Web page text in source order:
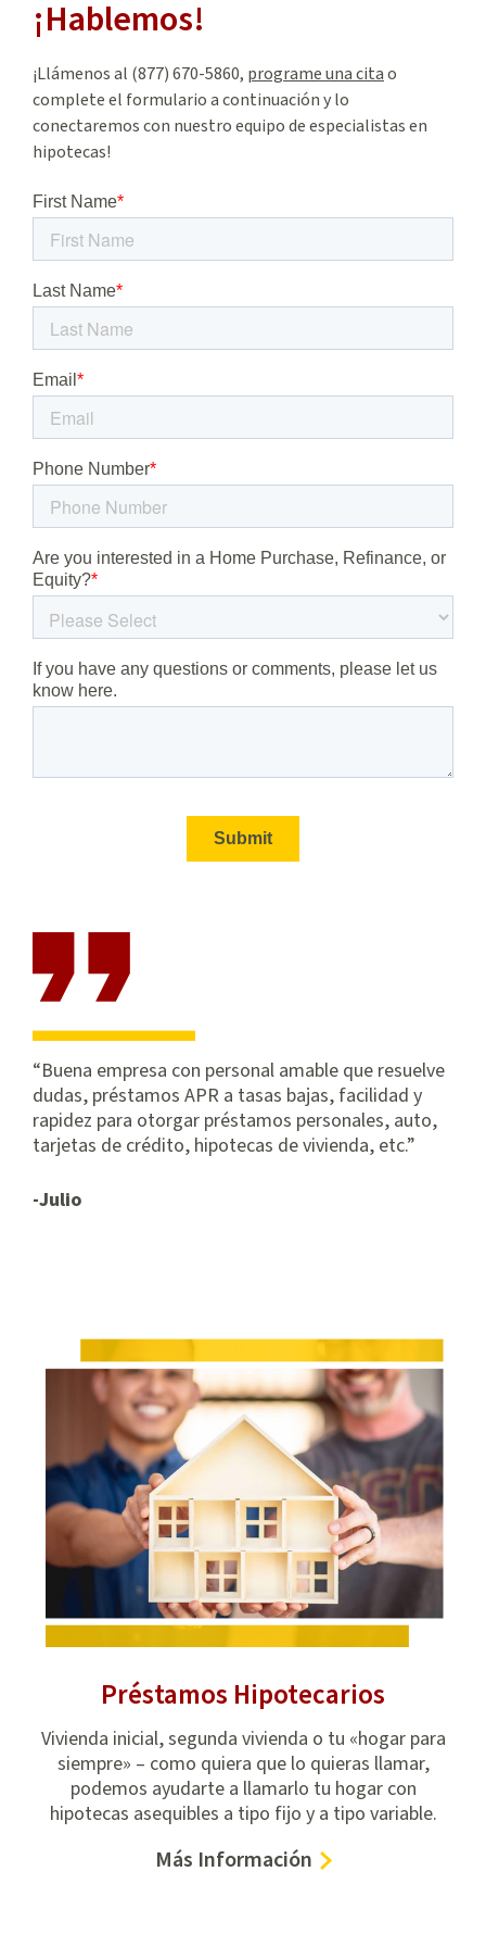
¡Hablemos!
¡Llámenos al (877) 670-5860, programe una citao
complete el formulario a continuación y lo
conectaremos con nuestro equipo de especialistas en
hipotecas!
Buena empresa con personal amable que resuelve
dudas, préstamos APR a tasas bajas, facilidad y
rapidez para otorgar préstamos personales, auto,
tarjetas de crédito, hipotecas de vivienda, etc.
-Julio
Préstamos Hipotecarios
Vivienda inicial, segunda vivienda o tu «hogar para
siempre» – como quiera que lo quieras llamar,
podemos ayudarte a llamarlo tu hogar con
hipotecas asequibles a tipo fijo y a tipo variable.
Más Información–